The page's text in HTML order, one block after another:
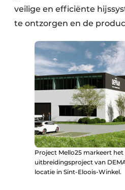
veilige en efficiënte
te ontzorgen en de
Project Mello25 markeert
uitbreidingsproject van
locatie in Sint-Eloois-Winkel.